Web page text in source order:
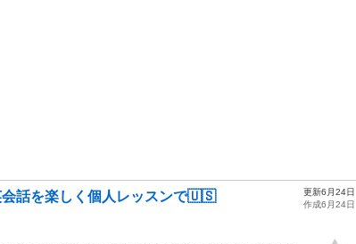
会話を楽しく個人レッスンで🇺🇸
更新6月24日
作成6月24日